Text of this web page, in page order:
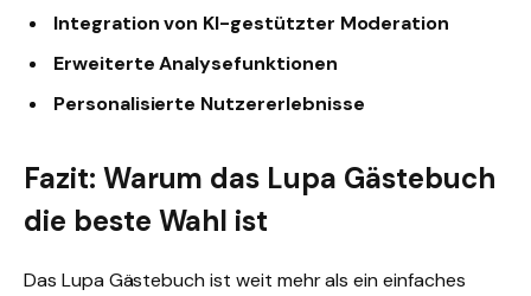
Integration von KI-gestützter Moderation
Erweiterte Analysefunktionen
Personalisierte Nutzererlebnisse
Fazit: Warum das Lupa Gästebuch
die beste Wahl ist
Das Lupa Gästebuch ist weit mehr als ein einfaches